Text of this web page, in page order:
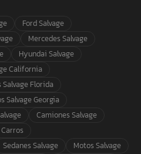
Ford Salvage
Mercedes Salvage
Hyundai Salvage
California
Salvage Florida
Salvage Georgia
Camiones Salvage
Sedanes Salvage Motos Salvage